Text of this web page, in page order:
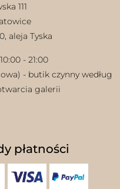
111
aleja Tyska
- 21:00
- butik czynny według
otwarcia galerii
płatności